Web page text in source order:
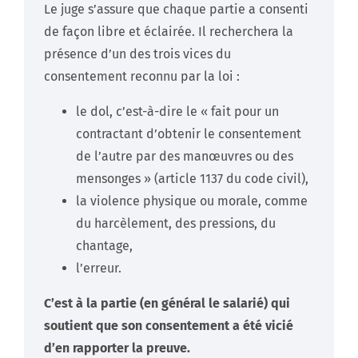
Le juge s’assure que chaque partie a consenti
de façon libre et éclairée. Il recherchera la
présence d’un des trois vices du
consentement reconnu par la loi :
le dol, c’est-à-dire le « fait pour un
contractant d’obtenir le consentement
de l’autre par des manœuvres ou des
mensonges » (article 1137 du code civil),
la violence physique ou morale, comme
du harcèlement, des pressions, du
chantage,
l’erreur.
C’est à la partie (en général le salarié) qui
soutient que son consentement a été vicié
d’en rapporter la preuve.